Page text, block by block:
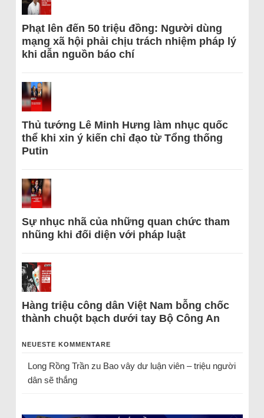
Phạt lên đến 50 triệu đồng: Người dùng
mạng xã hội phải chịu trách nhiệm pháp lý
khi dẫn nguồn báo chí
Thủ tướng Lê Minh Hưng làm nhục quốc
thể khi xin ý kiến chỉ đạo từ Tổng thống
Putin
Sự nhục nhã của những quan chức tham
nhũng khi đối diện với pháp luật
Hàng triệu công dân Việt Nam bỗng chốc
thành chuột bạch dưới tay Bộ Công An
NEUESTE KOMMENTARE
Long Rồng Trầnzu Bao vây dư luận viên – triệu người
dân sẽ thắng